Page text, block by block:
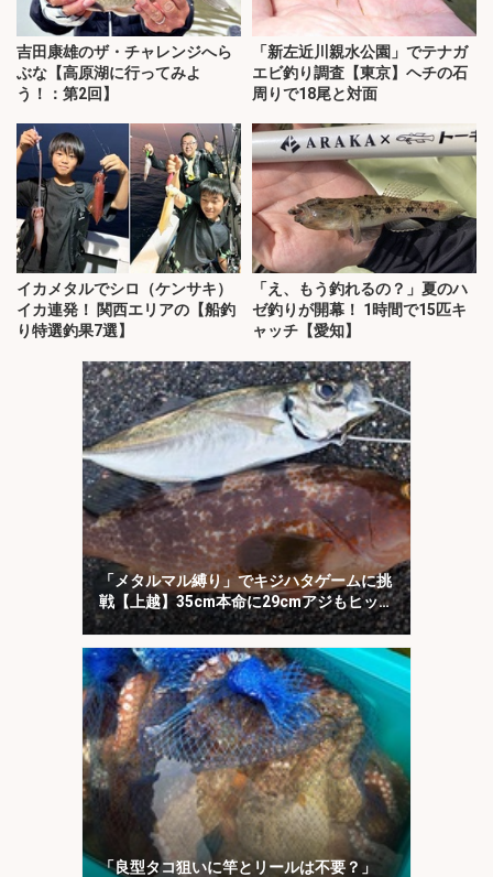
吉田康雄のザ・チャレンジへら
ぶな【高原湖に行ってみよ
う！：第2回】
「新左近川親水公園」でテナガ
エビ釣り調査【東京】ヘチの石
周りで18尾と対面
イカメタルでシロ（ケンサキ）
イカ連発！ 関西エリアの【船釣
り特選釣果7選】
「え、もう釣れるの？」夏のハ
ゼ釣りが開幕！ 1時間で15匹キ
ャッチ【愛知】
「メタルマル縛り」でキジハタゲームに挑
戦【上越】35cm本命に29cmアジもヒッ
ト！
「良型タコ狙いに竿とリールは不要？」